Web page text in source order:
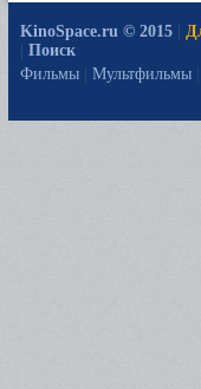
KinoSpace.ru © 2015
Поиск
Фильмы
Мультфильмы